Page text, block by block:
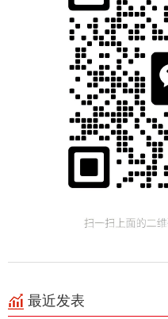
最近发表